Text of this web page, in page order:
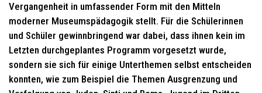
Vergangenheit in umfassender Form mit den Mitteln
moderner Museumspädagogik stellt. Für die Schülerinnen
und Schüler gewinnbringend war dabei, dass ihnen kein im
Letzten durchgeplantes Programm vorgesetzt wurde,
sondern sie sich für einige Unterthemen selbst entscheiden
konnten, wie zum Beispiel die Themen Ausgrenzung und